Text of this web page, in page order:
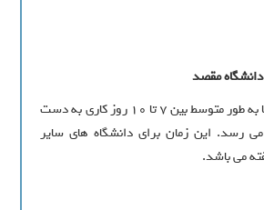
مقصد
نمره تافل ارسالی شما به طور متوسط بین 7 تا 10 روز کاری به دست
می رسد. این زمان برای دانشگاه های سایر